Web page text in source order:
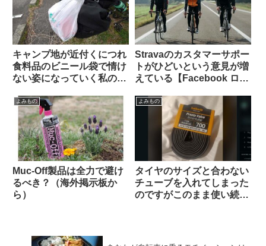
キャンプ地が近付くにつれ
食料品のビニール袋で情け
ない姿になっていく私の愛
ある】
Stravaのカスタマーサポー
トがひどいという意見が増
えている【Facebook ログ
よみもの
Muc-Off製品は全力で避け
るべき？（海外掲示板か
ら）
よみもの
タイヤのサイズと合わない
チューブを入れてしまった
のですがこのまま使い続け